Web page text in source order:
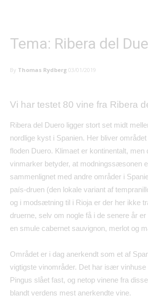
Tema: Ribera del
By Thomas Rydberg 03/01/2019
Vi har testet 80 vine fra Ribera
Ribera del Duero ligger stort set midt
nordlige kyst i Spanien. Her bliver områ
floden Duero. Klimaet er kontinentalt, men
vinmarker betyder, at modningssæsonen
sammenlignet med andre områder i
país-druen (den lokale variant af
og i modsætning til i Rioja er der her ikke
druerne, selv om nogle få i de senere år er
en smule cabernet sauvignon, merlot og
Området er i dag anerkendt som et af
vigtigste vinområder. Det har især vinhuse
Pingus slået fast, og netop vinene fra
blandt verdens mest anerkendte vine.